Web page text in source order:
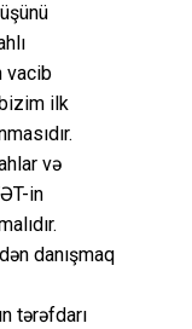
vacib
ilk
və
in
danışmaq
tərəfdarı